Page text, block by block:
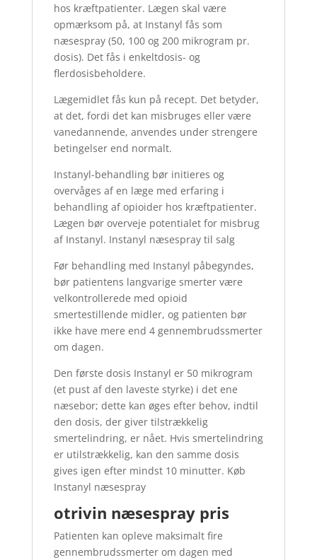
hos kræftpatienter. Lægen skal være
opmærksom på, at Instanyl fås som
næsespray (50, 100 og 200 mikrogram pr.
dosis). Det fås i enkeltdosis- og
flerdosisbeholdere.
Lægemidlet fås kun på recept. Det betyder,
at det, fordi det kan misbruges eller være
vanedannende, anvendes under strengere
betingelser end normalt.
Instanyl-behandling bør initieres og
overvåges af en læge med erfaring i
behandling af opioider hos kræftpatienter.
Lægen bør overveje potentialet for misbrug
af Instanyl. Instanyl næsespray til salg
Før behandling med Instanyl påbegyndes,
bør patientens langvarige smerter være
velkontrollerede med opioid
smertestillende midler, og patienten bør
ikke have mere end 4 gennembrudssmerter
om dagen.
Den første dosis Instanyl er 50 mikrogram
(et pust af den laveste styrke) i det ene
næsebor; dette kan øges efter behov, indtil
den dosis, der giver tilstrækkelig
smertelindring, er nået. Hvis smertelindring
er utilstrækkelig, kan den samme dosis
gives igen efter mindst 10 minutter. Køb
Instanyl næsespray
otrivin næsespray pris
Patienten kan opleve maksimalt fire
gennembrudssmerter om dagen med